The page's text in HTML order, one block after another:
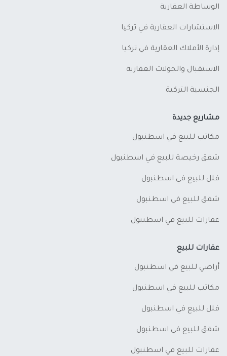
الوساطة العقارية
الاستشارات العقارية في تركيا
إدارة الأملاك العقارية في تركيا
الاستقبال والجولات العقارية
الجنسية التركية
مشاريع جديدة
مكاتب للبيع في اسطنبول
شقق رخيصة للبيع في اسطنبول
فلل للبيع في اسطنبول
شقق للبيع في اسطنبول
عقارات للبيع في اسطنبول
عقارات للبيع
أراضي للبيع في اسطنبول
مكاتب للبيع في اسطنبول
فلل للبيع في اسطنبول
شقق للبيع في اسطنبول
عقارات للبيع في اسطنبول